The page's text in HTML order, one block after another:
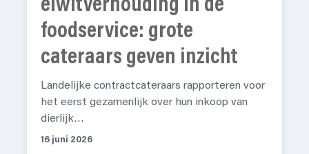
eiwitverhouding in de
foodservice: grote
cateraars geven inzicht
Landelijke contractcateraars rapporteren voor
het eerst gezamenlijk over hun inkoop van
dierlijk…
16 juni 2026